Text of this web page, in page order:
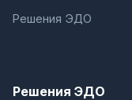
Решения ЭДО
Решения ЭДО